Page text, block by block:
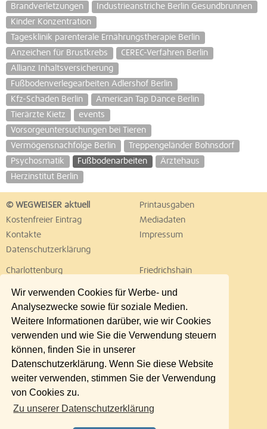
Wir verwenden Cookies für Werbe- und
Analysezwecke sowie für soziale Medien.
Weitere Informationen darüber, wie wir Cookies
verwenden und wie Sie die Verwendung steuern
können, finden Sie in unserer
Datenschutzerklärung. Wenn Sie diese Website
weiter verwenden, stimmen Sie der Verwendung
von Cookies zu.
Zu unserer Datenschutzerklärung
Brandverletzungen
Industrieanstriche Berlin Gesundbrunnen
Kinder Konzentration
Tagesklinik parenterale Ernährungstherapie Berlin
Anzeichen für Brustkrebs
CEREC-Verfahren Berlin
Allianz Inhaltsversicherung
Fußbodenverlegearbeiten Adlershof Berlin
Kfz-Schaden Berlin
American Tap Dance Berlin
Tierärzte Kietz
events
Vorsorgeuntersuchungen bei Tieren
Vermögensnachfolge Berlin
Treppengeländer Bohnsdorf
Psychosmatik
Fußbodenarbeiten
Ärztehaus
Herzinstitut Berlin
© WEGWEISER aktuell
Printausgaben
Kostenfreier Eintrag
Mediadaten
Kontakte
Impressum
Datenschutzerklärung
Charlottenburg
Friedrichshain
Lichtenberg
Marzahn
Neukölln
Pankow
Reinickendorf
Schöneberg
Spandau
Steglitz
Tempelhof
Treptow
Umland Ost